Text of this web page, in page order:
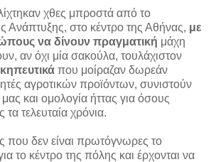
χθες μπροστά από το
Ανάπτυξης, στο κέντρο της Αθήνας, με
να δίνουν πραγματική μάχη
αν όχι μία σακούλα, τουλάχιστον
που μοίραζαν δωρεάν
αγροτικών προϊόντων, συνιστούν
και ομολογία ήττας για όσους
τα τελευταία χρόνια.
που δεν είναι πρωτόγνωρες το
το κέντρο της πόλης και έρχονται να